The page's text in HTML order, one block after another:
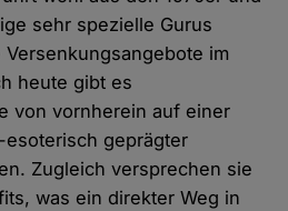
sehr spezielle Gurus
im
heute gibt es
von vornherein auf einer
geprägter
Zugleich versprechen sie
was ein direkter Weg in